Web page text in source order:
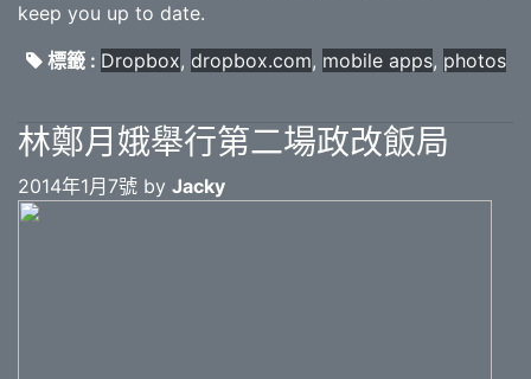
keep you up to date.
標籤 : Dropbox, dropbox.com, mobile apps, photos
林鄭月娥舉行第二場政改飯局
2014年1月7號 by Jacky